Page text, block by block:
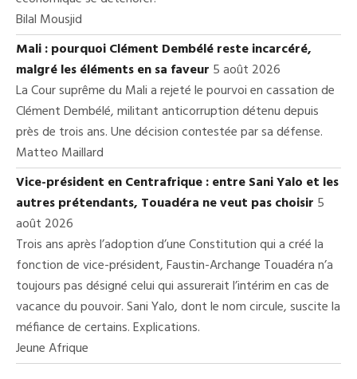
Bilal Mousjid
Mali : pourquoi Clément Dembélé reste incarcéré,
malgré les éléments en sa faveur 5 août 2026
La Cour suprême du Mali a rejeté le pourvoi en cassation de
Clément Dembélé, militant anticorruption détenu depuis
près de trois ans. Une décision contestée par sa défense.
Matteo Maillard
Vice-président en Centrafrique : entre Sani Yalo et les
autres prétendants, Touadéra ne veut pas choisir 5
août 2026
Trois ans après l’adoption d’une Constitution qui a créé la
fonction de vice-président, Faustin-Archange Touadéra n’a
toujours pas désigné celui qui assurerait l’intérim en cas de
vacance du pouvoir. Sani Yalo, dont le nom circule, suscite la
méfiance de certains. Explications.
Jeune Afrique